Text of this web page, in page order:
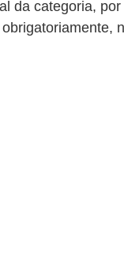
da categoria,